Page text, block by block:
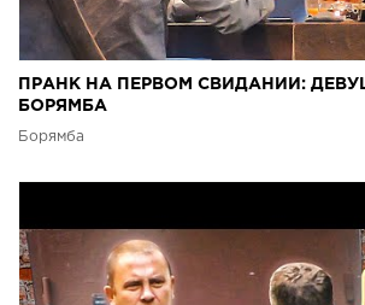
ПРАНК НА ПЕРВОМ СВИДАНИИ:
БОРЯМБА
Борямба